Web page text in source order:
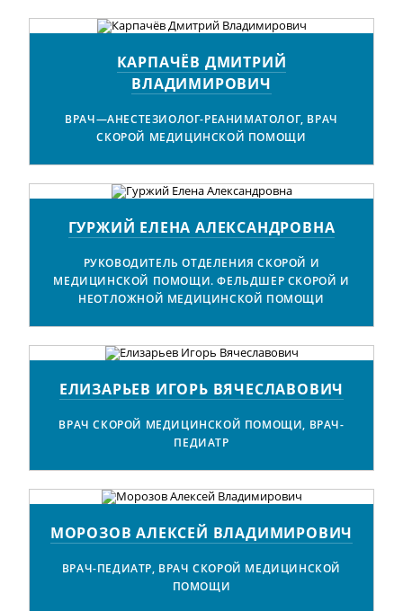
КАРПАЧЁВ ДМИТРИЙ
ВЛАДИМИРОВИЧ
ВРАЧ—АНЕСТЕЗИОЛОГ-РЕАНИМАТОЛОГ, ВРАЧ
СКОРОЙ МЕДИЦИНСКОЙ ПОМОЩИ
ГУРЖИЙ ЕЛЕНА АЛЕКСАНДРОВНА
РУКОВОДИТЕЛЬ ОТДЕЛЕНИЯ СКОРОЙ И
МЕДИЦИНСКОЙ ПОМОЩИ. ФЕЛЬДШЕР СКОРОЙ И
НЕОТЛОЖНОЙ МЕДИЦИНСКОЙ ПОМОЩИ
ЕЛИЗАРЬЕВ ИГОРЬ ВЯЧЕСЛАВОВИЧ
ВРАЧ СКОРОЙ МЕДИЦИНСКОЙ ПОМОЩИ, ВРАЧ-
ПЕДИАТР
МОРОЗОВ АЛЕКСЕЙ ВЛАДИМИРОВИЧ
ВРАЧ-ПЕДИАТР, ВРАЧ СКОРОЙ МЕДИЦИНСКОЙ
ПОМОЩИ